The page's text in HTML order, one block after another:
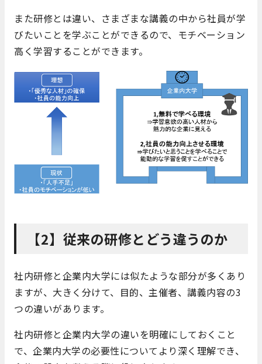
また研修とは違い、さまざまな講義の中から社員が学
びたいことを学ぶことができるので、モチベーション
高く学習することができます。
【2】従来の研修とどう違うのか
社内研修と企業内大学には似たような部分が多くあり
ますが、大きく分けて、目的、主催者、講義内容の3
つの違いがあります。
社内研修と企業内大学の違いを明確にしておくこと
で、企業内大学の必要性についてより深く理解でき、